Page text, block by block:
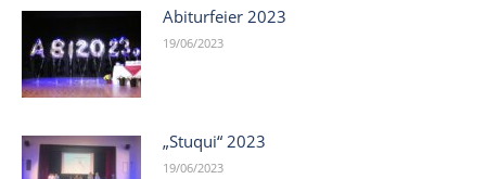
Abiturfeier 2023
19/06/2023
„Stuqui“ 2023
19/06/2023